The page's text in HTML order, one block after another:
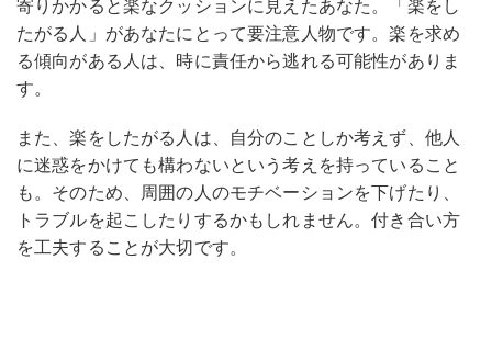
寄りかかると楽なクッションに見えたあなた。「楽をし
たがる人」があなたにとって要注意人物です。楽を求め
る傾向がある人は、時に責任から逃れる可能性がありま
す。
また、楽をしたがる人は、自分のことしか考えず、他人
に迷惑をかけても構わないという考えを持っていること
も。そのため、周囲の人のモチベーションを下げたり、
トラブルを起こしたりするかもしれません。付き合い方
を工夫することが大切です。